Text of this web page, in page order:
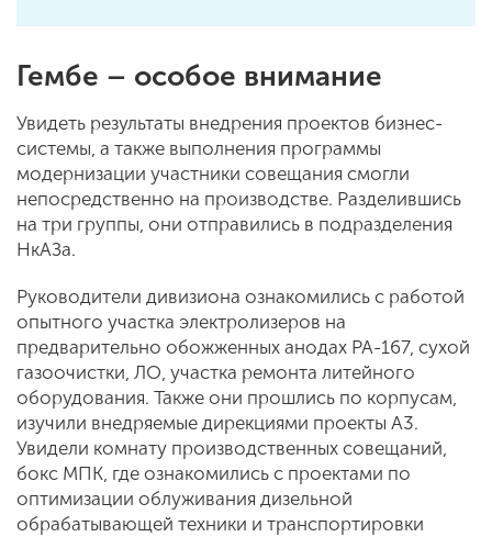
Гембе – особое внимание
Увидеть результаты внедрения проектов бизнес-
системы, а также выполнения программы
модернизации участники совещания смогли
непосредственно на производстве. Разделившись
на три группы, они отправились в подразделения
НкАЗа.
Руководители дивизиона ознакомились с работой
опытного участка электролизеров на
предварительно обожженных анодах РА-167, сухой
газоочистки, ЛО, участка ремонта литейного
оборудования. Также они прошлись по корпусам,
изучили внедряемые дирекциями проекты А3.
Увидели комнату производственных совещаний,
бокс МПК, где ознакомились с проектами по
оптимизации облуживания дизельной
обрабатывающей техники и транспортировки